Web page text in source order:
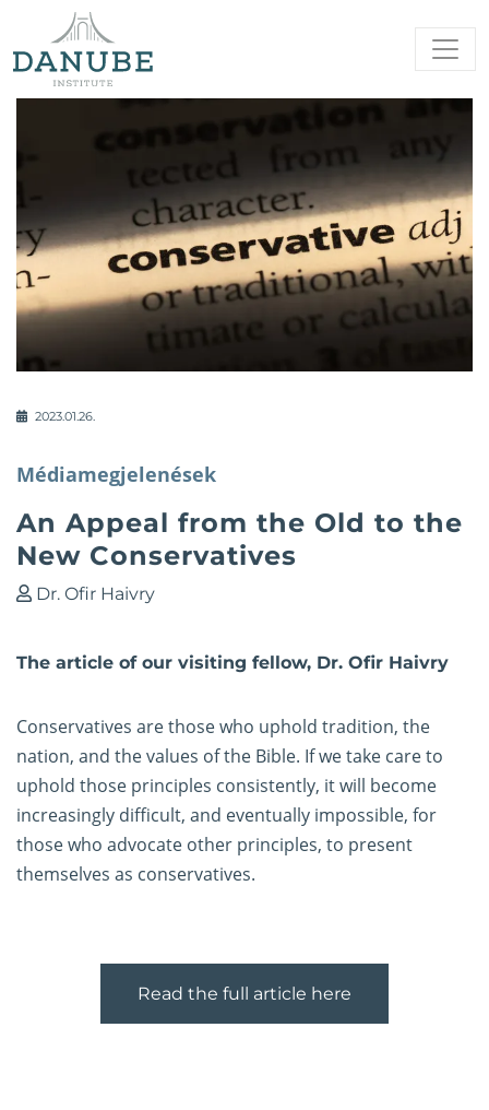
2023.01.26.
Médiamegjelenések
An Appeal from the Old to the
New Conservatives
Dr. Ofir Haivry
The article of our visiting fellow, Dr. Ofir Haivry
Conservatives are those who uphold tradition, the
nation, and the values of the Bible. If we take care to
uphold those principles consistently, it will become
increasingly difficult, and eventually impossible, for
those who advocate other principles, to present
themselves as conservatives.
Read the full article here